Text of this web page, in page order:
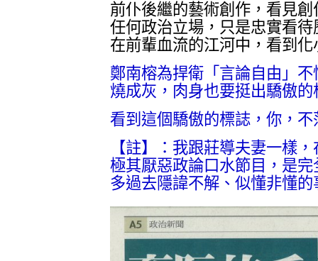
前仆後繼的藝術創作，看見
任何政治立場，只是忠實看
在前輩血流的江河中，看到
鄭南榕為捍衛「言論自由」
燒成灰，肉身也要挺出驕傲
看到這個驕傲的標誌，你，
【註】：我跟莊導夫妻一樣
極其厭惡政論口水節目，是
多過去隱諱不解、似懂非懂